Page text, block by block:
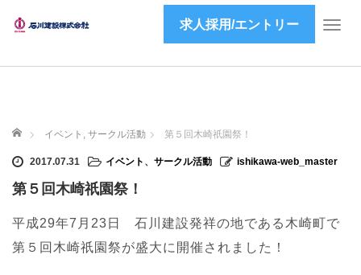
T
v
a
求人採用/エントリー
ホーム イベント , サークル活動 第５回木崎祇園祭！
2017.07.31 イベント 、 サークル活動 ishikawa-web_master
第５回木崎祇園祭！
平成29年7月23日 石川建設発祥の地である木崎町で
第５回木崎祇園祭が盛大に開催されました！